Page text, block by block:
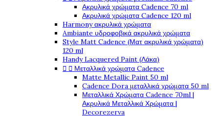
Ακρυλικά χρώματα Cadence 70 ml
Ακρυλικά χρώματα Cadence 120 ml
Harmony ακρυλικά χρώματα
Ambiante υδροφοβικά ακρυλικά χρώματα
Style Matt Cadence (Ματ ακρυλικά χρώματα)
120 ml
Handy Lacquered Paint (Λάκα)
  Μεταλλικά χρώματα Cadence
Matte Metallic Paint 50 ml
Cadence Dora μεταλλικά χρώματα 50 ml
Μεταλλικά Χρώματα Cadence 70ml |
Ακρυλικά Μεταλλικά Χρώματα |
Decorezerva